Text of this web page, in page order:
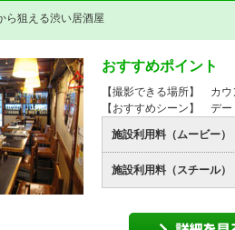
ら狙える渋い居酒屋
おすすめポイント
【撮影できる場所】 カ
【おすすめシーン】 デ
施設利用料（ムービー）
施設利用料（スチール）